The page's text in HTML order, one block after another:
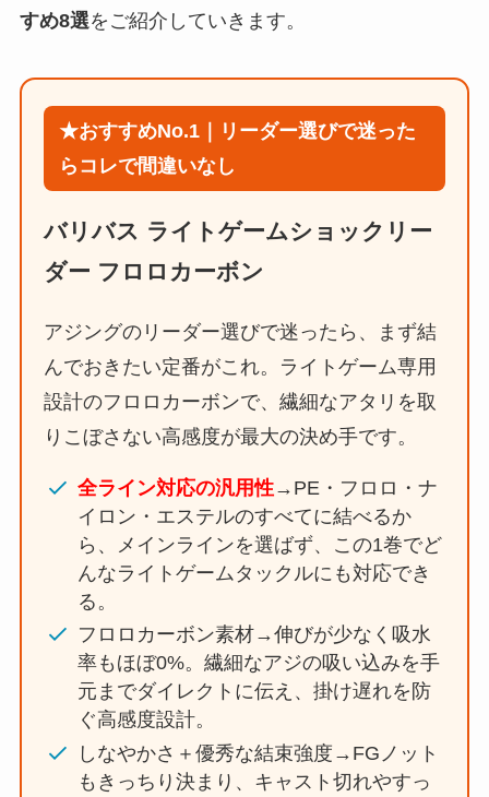
すめ8選をご紹介していきます。
★おすすめNo.1｜リーダー選びで迷った
らコレで間違いなし
バリバス ライトゲームショックリー
ダー フロロカーボン
アジングのリーダー選びで迷ったら、まず結
んでおきたい定番がこれ。ライトゲーム専用
設計のフロロカーボンで、繊細なアタリを取
りこぼさない高感度が最大の決め手です。
全ライン対応の汎用性→PE・フロロ・ナ
イロン・エステルのすべてに結べるか
ら、メインラインを選ばず、この1巻でど
んなライトゲームタックルにも対応でき
る。
フロロカーボン素材→伸びが少なく吸水
率もほぼ0%。繊細なアジの吸い込みを手
元までダイレクトに伝え、掛け遅れを防
ぐ高感度設計。
しなやかさ＋優秀な結束強度→FGノット
もきっちり決まり、キャスト切れやすっ